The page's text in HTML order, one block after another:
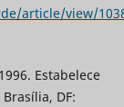
article/view/
Estabelece
DF: